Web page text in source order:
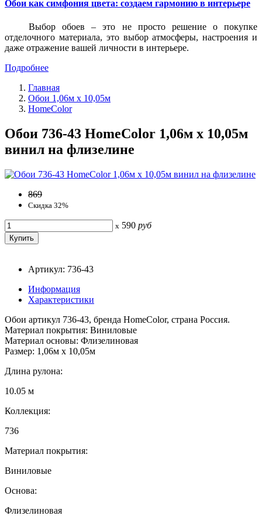
Обои как симфония цвета: создаем гармонию в интерьере
Выбор обоев – это не просто решение о покупке
отделочного материала, это выбор атмосферы, настроения и
даже отражение вашей личности в интерьере.
Подробнее
Главная
Обои 1,06м х 10,05м
HomeColor
Обои 736-43 HomeColor 1,06м х 10,05м
винил на флизелине
869
Скидка 32%
x 590 руб
Артикул: 736-43
Информация
Характеристики
Обои артикул 736-43, бренда HomeColor, страна Россия.
Материал покрытия: Виниловые
Материал основы: Флизелиновая
Размер: 1,06м х 10,05м
Длина рулона:
10.05 м
Коллекция:
736
Материал покрытия:
Виниловые
Основа:
Флизелиновая